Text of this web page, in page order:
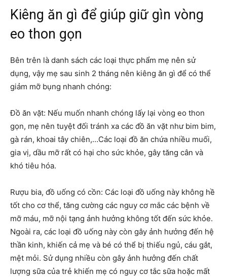
Kiêng ăn gì để giúp giữ gìn vòng
eo thon gọn
Bên trên là danh sách các loại thực phẩm mẹ nên sử
dụng, vậy mẹ sau sinh 2 tháng nên kiêng ăn gì để có thể
giảm mỡ bụng nhanh chóng:
Đồ ăn vặt: Nếu muốn nhanh chóng lấy lại vòng eo thon
gọn, mẹ nên tuyệt đối tránh xa các đồ ăn vặt như bim bim,
gà rán, khoai tây chiên,…Các loại đồ ăn chứa nhiều muối,
gia vị, dầu mỡ rất có hại cho sức khỏe, gây tăng cân và
khó tiêu hóa.
Rượu bia, đồ uống có cồn: Các loại đồ uống này không hề
tốt cho cơ thể, tăng cường các nguy cơ mắc các bệnh về
mỡ máu, mỡ nội tạng ảnh hưởng không tốt đến sức khỏe.
Ngoài ra, các loại đồ uống này còn gây ảnh hưởng đến hệ
thần kinh, khiến cả mẹ và bé có thể bị thiếu ngủ, cáu gắt,
mệt mỏi. Sử dụng nhiều còn gây ảnh hưởng đến chất
lượng sữa của trẻ khiến mẹ có nguy cơ tắc sữa hoặc mất